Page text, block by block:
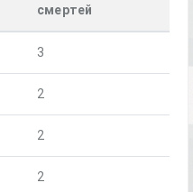
смертей
3
2
2
2